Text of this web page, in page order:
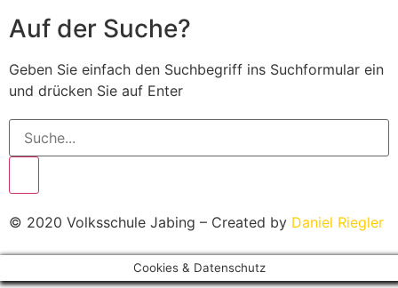
Auf der Suche?
Geben Sie einfach den Suchbegriff ins Suchformular ein
und drücken Sie auf Enter
© 2020 Volksschule Jabing – Created by Daniel Riegler
Cookies & Datenschutz